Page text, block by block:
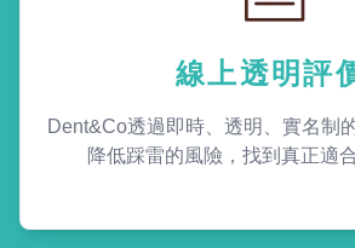
線上透明評
Dent&Co透過即時、透明、實名制
降低踩雷的風險，找到真正適